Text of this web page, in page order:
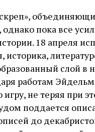
пока все
18 апреля
слой
работам
не теряя при
поддается
до